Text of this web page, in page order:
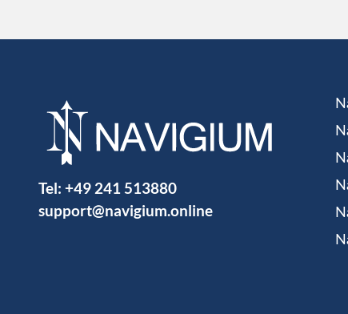
Tel: +49 241 513880
support@navigium.online